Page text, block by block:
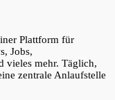
Plattform für
Jobs,
vieles mehr. Täglich,
zentrale Anlaufstelle